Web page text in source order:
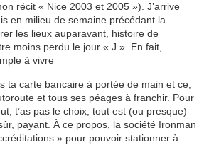
récit « Nice 2003 et 2005 »). J’arrive
en milieu de semaine précédant la
les lieux auparavant, histoire de
moins perdu le jour « J ». En fait,
à vivre
ta carte bancaire à portée de main et ce,
et tous ses péages à franchir. Pour
t’as pas le choix, tout est (ou presque)
payant. À ce propos, la société Ironman
» pour pouvoir stationner à